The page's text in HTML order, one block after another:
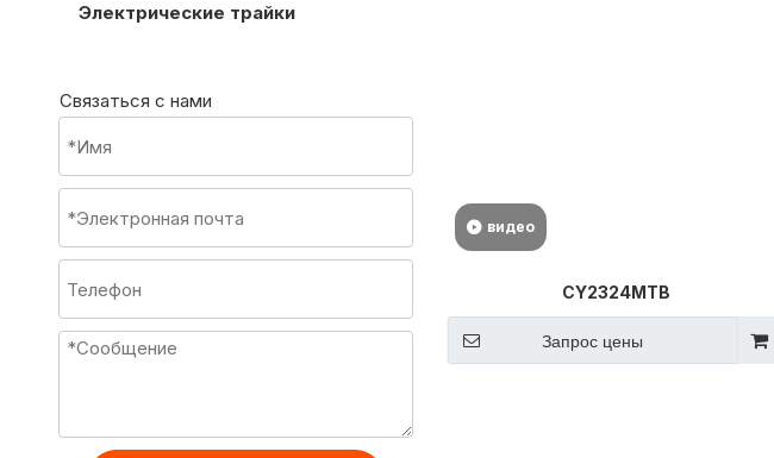
Электрические трайки
Связаться с нами
видео
CY2324MTB
Запрос цены